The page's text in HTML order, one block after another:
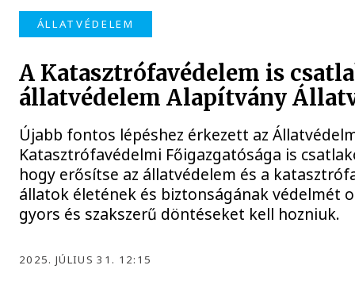
ÁLLATVÉDELEM
A Katasztrófavédelem is
állatvédelem Alapítvány
Újabb fontos lépéshez érkezett az
Katasztrófavédelmi Főigazgatósága is
hogy erősítse az állatvédelem és a
állatok életének és biztonságának védelmét
gyors és szakszerű döntéseket kell hozniuk.
2025. JÚLIUS 31. 12:15